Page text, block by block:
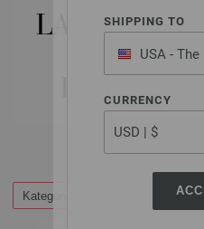
SHIPPING TO
USA -
of America
CURRENCY
LANA
NÅLAR |
Kategorier